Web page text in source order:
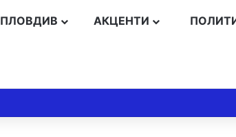
ПЛОВДИВ АКЦЕНТИ